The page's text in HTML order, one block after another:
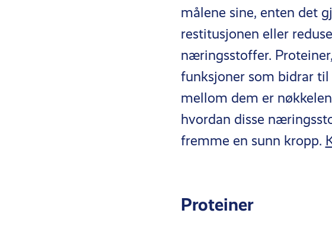
målene sine, enten det
restitusjonen eller
næringsstoffer.
funksjoner som bidrar
mellom dem er
hvordan disse
fremme en sunn kropp.
Proteiner